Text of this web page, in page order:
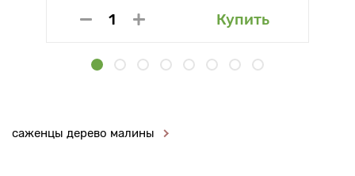
Купить
саженцы дерево малины